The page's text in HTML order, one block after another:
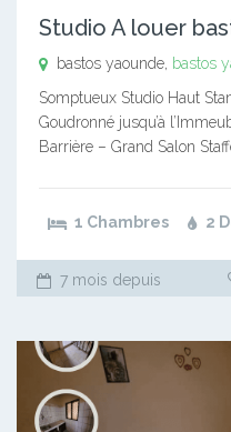
Studio A louer
bastos yaounde, bastos
Somptueux Studio Haut
Goudronné jusqu’à
Barrière – Grand Salon
1 Chambres 2
7 mois depuis